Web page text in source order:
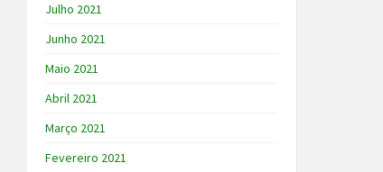
Julho 2021
Junho 2021
Maio 2021
Abril 2021
Março 2021
Fevereiro 2021